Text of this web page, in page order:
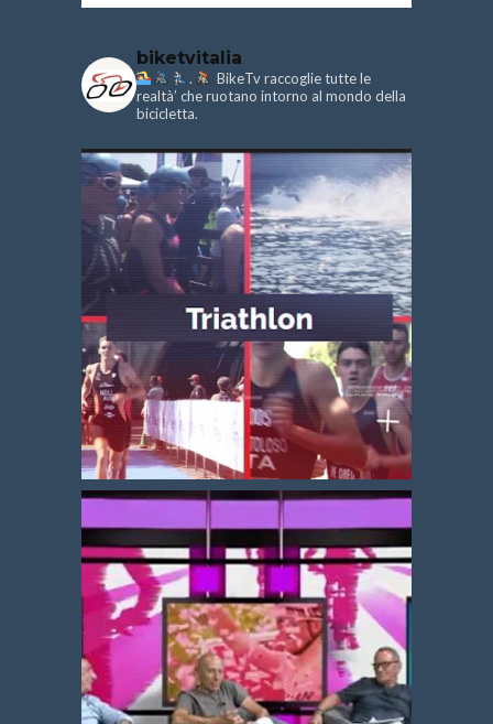
biketvitalia
.
BikeTv raccoglie tutte le
realtà’ che ruotano intorno al mondo della
bicicletta.